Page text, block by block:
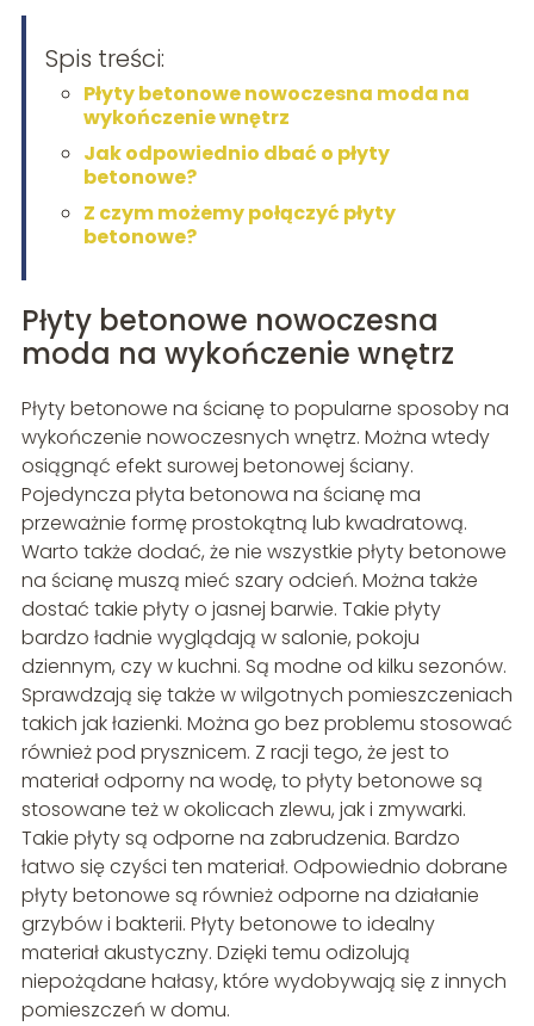
Spis treści:
Płyty betonowe nowoczesna moda na
wykończenie wnętrz
Jak odpowiednio dbać o płyty
betonowe?
Z czym możemy połączyć płyty
betonowe?
Płyty betonowe nowoczesna
moda na wykończenie wnętrz
Płyty betonowe na ścianę to popularne sposoby na
wykończenie nowoczesnych wnętrz. Można wtedy
osiągnąć efekt surowej betonowej ściany.
Pojedyncza płyta betonowa na ścianę ma
przeważnie formę prostokątną lub kwadratową.
Warto także dodać, że nie wszystkie płyty betonowe
na ścianę muszą mieć szary odcień. Można także
dostać takie płyty o jasnej barwie. Takie płyty
bardzo ładnie wyglądają w salonie, pokoju
dziennym, czy w kuchni. Są modne od kilku sezonów.
Sprawdzają się także w wilgotnych pomieszczeniach
takich jak łazienki. Można go bez problemu stosować
również pod prysznicem. Z racji tego, że jest to
materiał odporny na wodę, to płyty betonowe są
stosowane też w okolicach zlewu, jak i zmywarki.
Takie płyty są odporne na zabrudzenia. Bardzo
łatwo się czyści ten materiał. Odpowiednio dobrane
płyty betonowe są również odporne na działanie
grzybów i bakterii. Płyty betonowe to idealny
materiał akustyczny. Dzięki temu odizolują
niepożądane hałasy, które wydobywają się z innych
pomieszczeń w domu.